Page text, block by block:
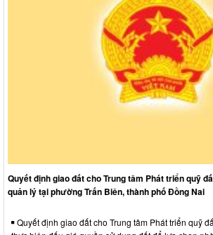
Quyết định giao đất cho Trung tâm Phát triển quỹ
quản lý tại phường Trấn Biên, thành phố Đồng Nai
Quyết định giao đất cho Trung tâm Phát triển quỹ